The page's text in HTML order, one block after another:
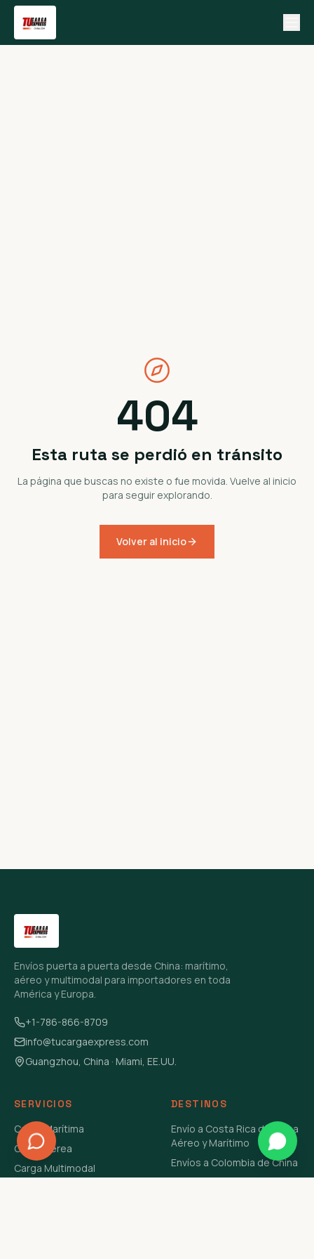
404
Esta ruta se perdió en tránsito
La página que buscas no existe o fue movida. Vuelve al inicio
para seguir explorando.
Volver al inicio
Envíos puerta a puerta desde China: marítimo,
aéreo y multimodal para importadores en toda
América y Europa.
+1-786-866-8709
info@tucargaexpress.com
Guangzhou, China · Miami, EE.UU.
SERVICIOS
Carga Marítima
Carga Aérea
Carga Multimodal
DESTINOS
Envío a Costa Rica de China
Aéreo y Marítimo
Envíos a Colombia de China